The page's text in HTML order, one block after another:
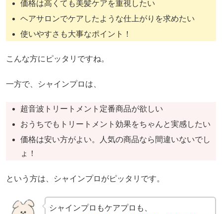
価格は高くても美髪ケアを重視したい
ヘアサロンでケアしたような仕上がりを求めたい
使いやすさも大事なポイント！
こんな方にピッタリですね。
一方で、シャインプロは、
超音波トリートメント定番商品が欲しい
おうちでもトリートメント効果をちゃんと実感したい
価格は安い方がよい。人気の商品なら間違いないでし
ょ！
という方は、シャインプロがピッタリです。
シャインプロもケアプロも、